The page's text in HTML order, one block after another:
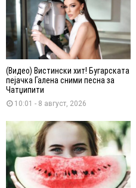
(Видео) Вистински хит! Бугарската
пејачка Галена сними песна за
Чатџипити
10:01 - 8 август, 2026